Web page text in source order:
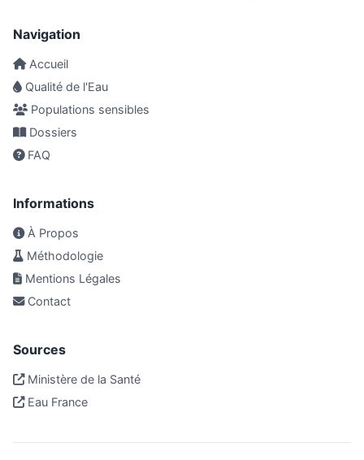
Navigation
Accueil
Qualité de l'Eau
Populations sensibles
Dossiers
FAQ
Informations
À Propos
Méthodologie
Mentions Légales
Contact
Sources
Ministère de la Santé
Eau France